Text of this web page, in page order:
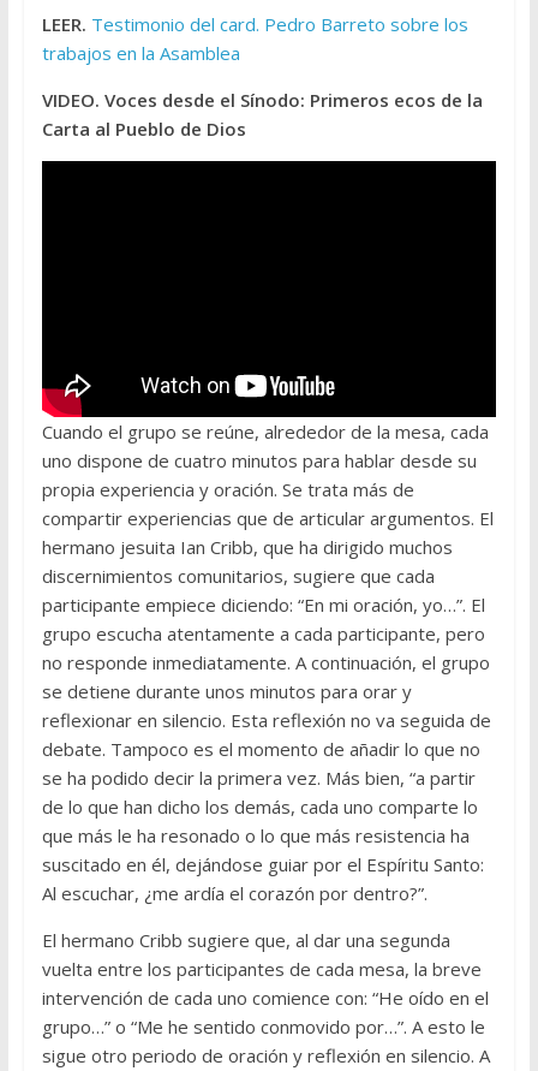
LEER. Testimonio del card. Pedro Barreto sobre los
trabajos en la Asamblea
VIDEO. Voces desde el Sínodo: Primeros ecos de la
Carta al Pueblo de Dios
Cuando el grupo se reúne, alrededor de la mesa, cada
uno dispone de cuatro minutos para hablar desde su
propia experiencia y oración. Se trata más de
compartir experiencias que de articular argumentos. El
hermano jesuita Ian Cribb, que ha dirigido muchos
discernimientos comunitarios, sugiere que cada
participante empiece diciendo: “En mi oración, yo…”. El
grupo escucha atentamente a cada participante, pero
no responde inmediatamente. A continuación, el grupo
se detiene durante unos minutos para orar y
reflexionar en silencio. Esta reflexión no va seguida de
debate. Tampoco es el momento de añadir lo que no
se ha podido decir la primera vez. Más bien, “a partir
de lo que han dicho los demás, cada uno comparte lo
que más le ha resonado o lo que más resistencia ha
suscitado en él, dejándose guiar por el Espíritu Santo:
Al escuchar, ¿me ardía el corazón por dentro?”.
El hermano Cribb sugiere que, al dar una segunda
vuelta entre los participantes de cada mesa, la breve
intervención de cada uno comience con: “He oído en el
grupo…” o “Me he sentido conmovido por…”. A esto le
sigue otro periodo de oración y reflexión en silencio. A